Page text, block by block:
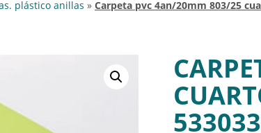
plástico anillas » carpeta pvc 4an/20mm 803/25
533033